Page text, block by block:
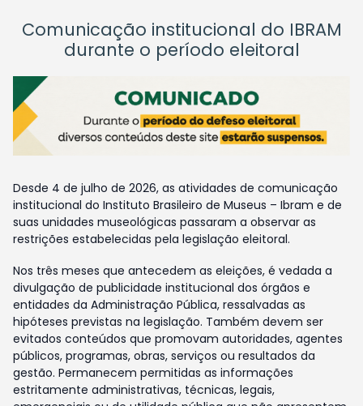
Comunicação institucional do IBRAM
durante o período eleitoral
Desde 4 de julho de 2026, as atividades de comunicação
institucional do Instituto Brasileiro de Museus – Ibram e de
suas unidades museológicas passaram a observar as
restrições estabelecidas pela legislação eleitoral.
Nos três meses que antecedem as eleições, é vedada a
divulgação de publicidade institucional dos órgãos e
entidades da Administração Pública, ressalvadas as
hipóteses previstas na legislação. Também devem ser
evitados conteúdos que promovam autoridades, agentes
públicos, programas, obras, serviços ou resultados da
gestão. Permanecem permitidas as informações
estritamente administrativas, técnicas, legais,